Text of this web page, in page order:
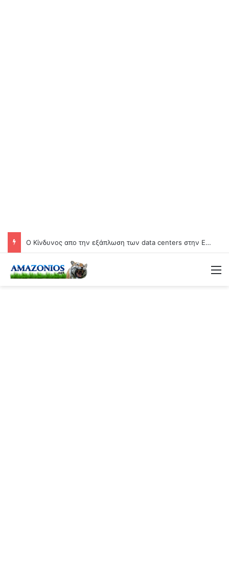
O Κίνδυνος απο την εξάπλωση των data centers στην Ελλάδα (Video)